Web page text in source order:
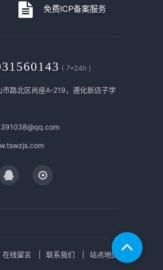
免费ICP备案服务
( 7*24h )
市路北区尚座A-219，遵化新店子学
在线留言 联系我们 站点地图